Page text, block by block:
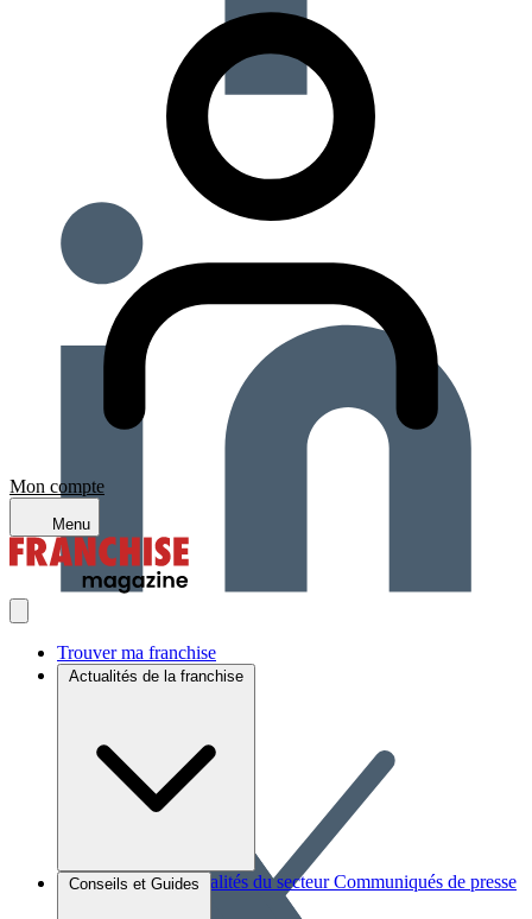
Mon compte
Menu
Trouver ma franchise
Actualités de la franchise
Brèves et actus Actualités du secteur Communiqués de presse
Conseils et Guides